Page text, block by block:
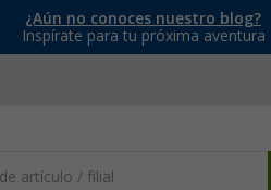
¿Aún no conoces nuestro blog?
Inspírate para tu próxima aventura